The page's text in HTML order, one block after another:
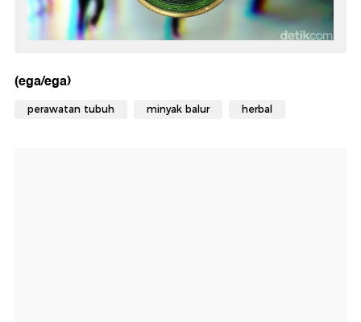
(ega/ega)
perawatan tubuh minyak balur herbal